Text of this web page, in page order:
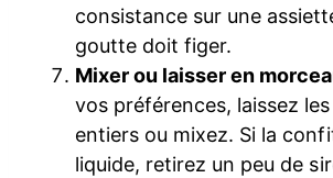
consistance sur une
goutte doit figer.
Mixer ou laisser en
vos préférences, laissez
entiers ou mixez. Si la
liquide, retirez un peu de